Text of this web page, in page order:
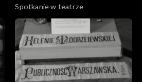
Spotkanie w teatrze